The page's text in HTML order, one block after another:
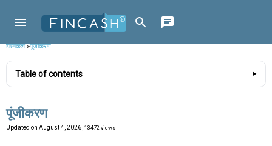
फिनकैश»पूंजीकरण
Table of contents
पूंजीकरण
Updated on August 4, 2026 , 13472 views